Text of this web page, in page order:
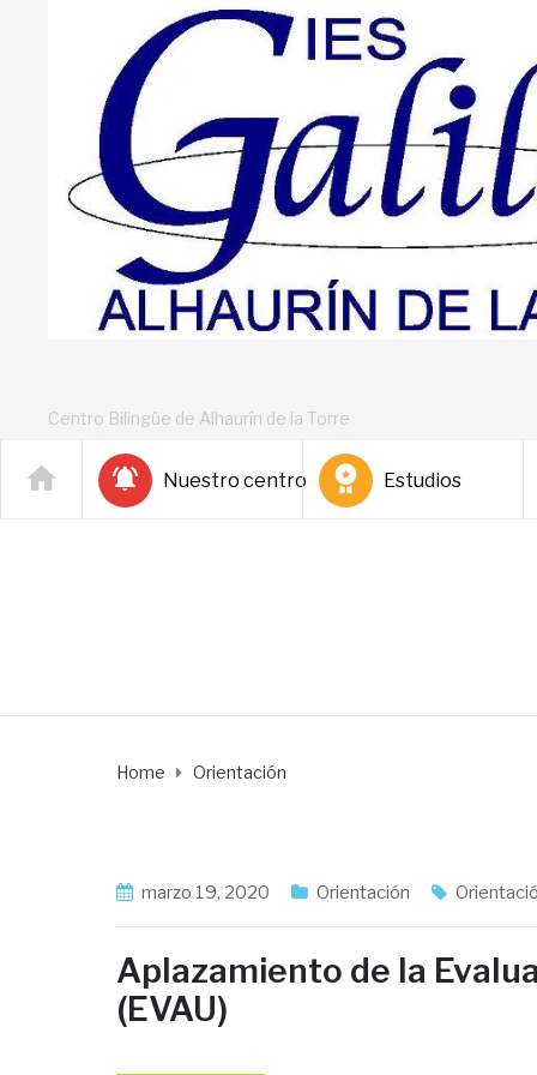
Centro Bilingüe de Alhaurín de la Torre
Nuestro centro Estudios
Home Orientación
marzo 19, 2020 Orientación
Aplazamiento de la
(EVAU)